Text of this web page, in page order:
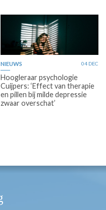
NIEUWS 04 DEC
Hoogleraar psychologie
Cuijpers: ‘Effect van therapie
en pillen bij milde depressie
zwaar overschat’